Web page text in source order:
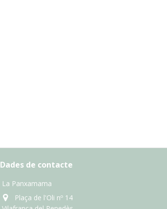
Dades de contacte
La Panxamama
Plaça de l'Oli nº 14